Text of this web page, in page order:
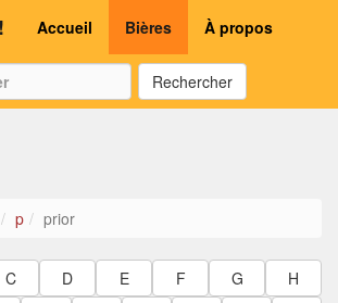
Accueil Bières À propos
Rechercher
p prior
C D E F G
H